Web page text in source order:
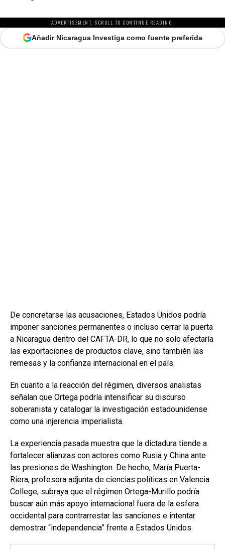
ADVERTISEMENT. SCROLL TO CONTINUE READING.
Añadir Nicaragua Investiga como fuente preferida
De concretarse las acusaciones, Estados Unidos podría
imponer sanciones permanentes o incluso cerrar la puerta
a Nicaragua dentro del CAFTA-DR, lo que no solo afectaría
las exportaciones de productos clave, sino también las
remesas y la confianza internacional en el país.
En cuanto a la reacción del régimen, diversos analistas
señalan que Ortega podría intensificar su discurso
soberanista y catalogar la investigación estadounidense
como una injerencia imperialista.
La experiencia pasada muestra que la dictadura tiende a
fortalecer alianzas con actores como Rusia y China ante
las presiones de Washington. De hecho, María Puerta-
Riera, profesora adjunta de ciencias políticas en Valencia
College, subraya que el régimen Ortega-Murillo podría
buscar aún más apoyo internacional fuera de la esfera
occidental para contrarrestar las sanciones e intentar
demostrar “independencia” frente a Estados Unidos.